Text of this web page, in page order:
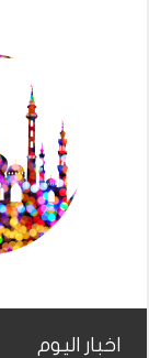
اخبار اليوم